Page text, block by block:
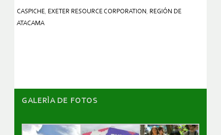
CASPICHE, EXETER RESOURCE CORPORATION , REGIÓN DE
ATACAMA
GALERÌA DE FOTOS